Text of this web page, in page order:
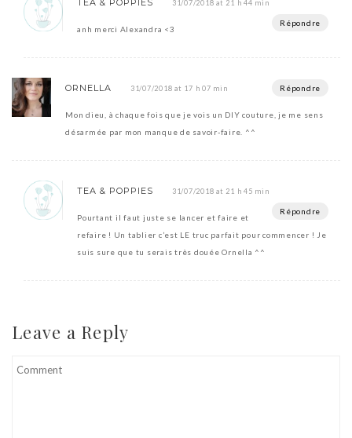
TEA & POPPIES 31/07/2018 at 21 h 44 min
Répondre
anh merci Alexandra <3
ORNELLA 31/07/2018 at 17 h 07 min Répondre
Mon dieu, à chaque fois que je vois un DIY couture, je me sens
désarmée par mon manque de savoir-faire. ^^
TEA & POPPIES 31/07/2018 at 21 h 45 min
Répondre
Pourtant il faut juste se lancer et faire et
refaire ! Un tablier c’est LE truc parfait pour commencer ! Je
suis sure que tu serais très douée Ornella ^^
Leave a Reply